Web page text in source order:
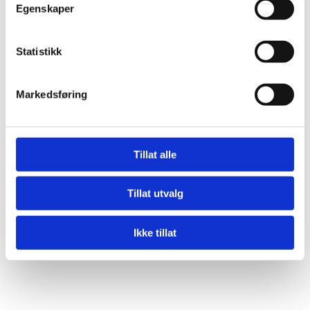
Egenskaper
Statistikk
Markedsføring
Tillat alle
Tillat utvalg
Ikke tillat